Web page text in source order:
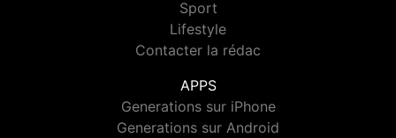
Sport
Lifestyle
Contacter la rédac
APPS
Generations sur iPhone
Generations sur Android